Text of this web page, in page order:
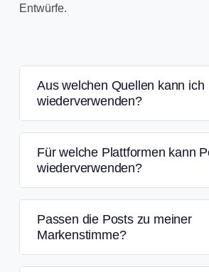
Entwürfe.
Aus welchen Quellen kann ich
wiederverwenden?
Für welche Plattformen kann
wiederverwenden?
Passen die Posts zu meiner
Markenstimme?